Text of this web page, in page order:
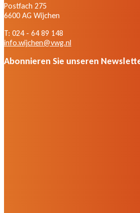
Postfach 275
6600 AG Wijchen
T: 024 - 64 89 148
info.wijchen@vwg.nl
Abonnieren Sie unseren